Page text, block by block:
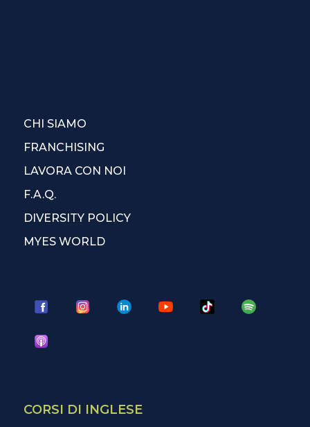
CHI SIAMO
FRANCHISING
LAVORA CON NOI
F.A.Q.
DIVERSITY POLICY
MYES WORLD
CORSI DI INGLESE